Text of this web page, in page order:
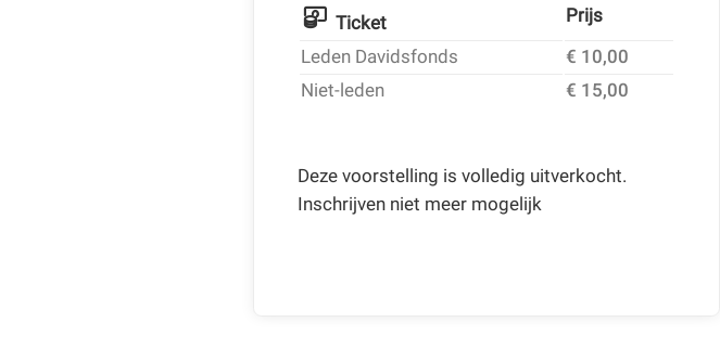
Ticket
Prijs
Leden Davidsfonds
€ 10,00
Niet-leden
€ 15,00
Deze voorstelling is volledig uitverkocht.
Inschrijven niet meer mogelijk